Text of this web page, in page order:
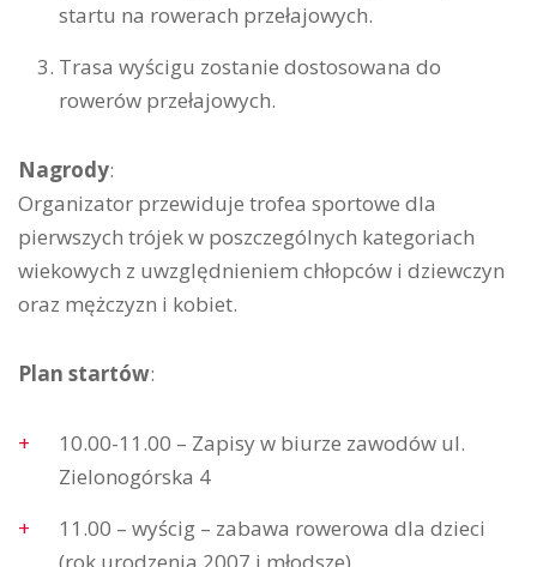
startu na rowerach przełajowych.
Trasa wyścigu zostanie dostosowana do
rowerów przełajowych.
Nagrody:
Organizator przewiduje trofea sportowe dla
pierwszych trójek w poszczególnych kategoriach
wiekowych z uwzględnieniem chłopców i dziewczyn
oraz mężczyzn i kobiet.
Plan startów:
10.00-11.00 – Zapisy w biurze zawodów ul.
Zielonogórska 4
11.00 – wyścig – zabawa rowerowa dla dzieci